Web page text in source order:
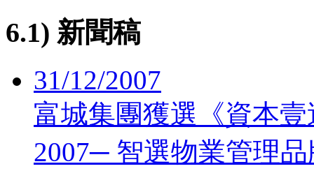
6.1) 新聞稿
31/12/2007
富城集團獲選《資本
2007─ 智選物業管理